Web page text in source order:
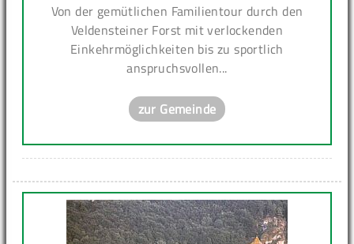
Von der gemütlichen Familientour durch den
Veldensteiner Forst mit verlockenden
Einkehrmöglichkeiten bis zu sportlich
anspruchsvollen...
zur Gemeinde